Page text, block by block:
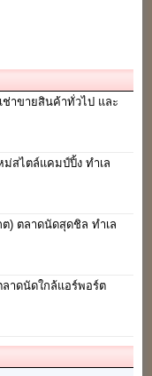
ช่าขายสินค้าทั่วไป และ
ม่สไตล์แคมป์ปิ้ง ทำเล
ต) ตลาดนัดสุดชิล ทำเล
ลาดนัดใกล้แอร์พอร์ต